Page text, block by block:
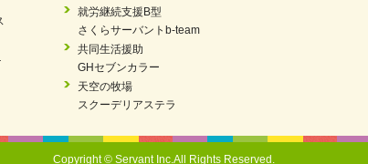
」に出展しました
」事業を始めました
ました・可茂自悠学舎
録制度」シルバーパートナーに登録されました。
就労継続支援B型
さくらサーバントb-team
共同生活援助
GHセブンカラー
天空の牧場
スクーデリアステラ
Copyright © Servant Inc.All Rights Reserved.